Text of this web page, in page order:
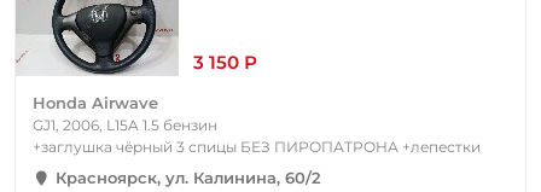
3 150 Р
Honda Airwave
GJ1, 2006, L15A 1.5 бензин
+заглушка чёрный 3 спицы БЕЗ ПИРОПАТРОНА +лепестки
Красноярск, ул. Калинина, 60/2